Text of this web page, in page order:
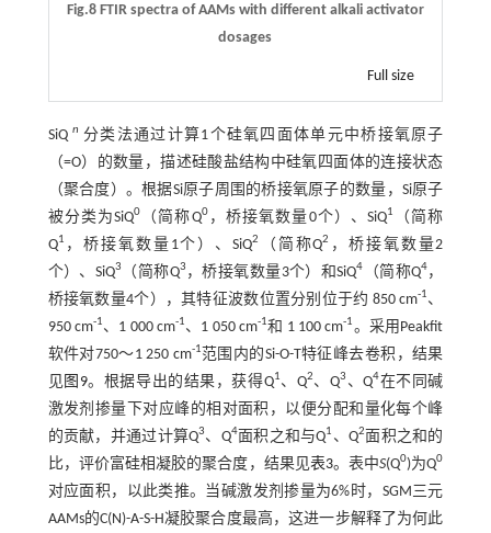
Fig.8 FTIR spectra of AAMs with different alkali activator
dosages
Full size
SiQ n 分类法通过计算1个硅氧四面体单元中桥接氧原子
（=O）的数量，描述硅酸盐结构中硅氧四面体的连接状态
（聚合度）。根据Si原子周围的桥接氧原子的数量，Si原子
被分类为SiQ0 （简称Q0，桥接氧数量0个）、SiQ1
（简称
Q1 ，桥接氧数量1个）、SiQ2 （简称Q2 ，桥接氧数量2
个）、SiQ3 （简称Q3 ，桥接氧数量3个）和SiQ4 （简称Q4，
桥接氧数量4个），其特征波数位置分别位于约 850 cm-1、
950 cm-1、1 000 cm-1、1 050 cm-1和 1 100 cm-1。采用Peakfit
软件对750～1 250 cm-1范围内的Si-O-T特征峰去卷积，结果
见图9。根据导出的结果，获得Q1、Q2、Q3 、Q4在不同碱
激发剂掺量下对应峰的相对面积，以便分配和量化每个峰
的贡献，并通过计算Q3、Q4面积之和与Q1 、Q2面积之和的
比，评价富硅相凝胶的聚合度，结果见表3。表中S(Q0)为Q0
对应面积，以此类推。当碱激发剂掺量为6%时，SGM三元
AAMs的C(N)-A-S-H凝胶聚合度最高，这进一步解释了为何此